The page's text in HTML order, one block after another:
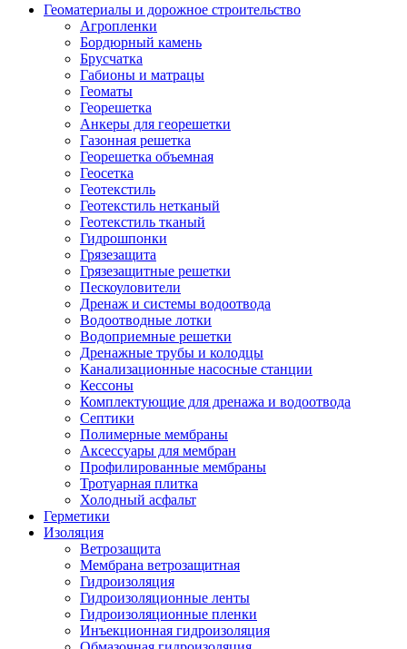
Геоматериалы и дорожное строительство
Агропленки
Бордюрный камень
Брусчатка
Габионы и матрацы
Геоматы
Георешетка
Анкеры для георешетки
Газонная решетка
Георешетка объемная
Геосетка
Геотекстиль
Геотекстиль нетканый
Геотекстиль тканый
Гидрошпонки
Грязезащита
Грязезащитные решетки
Пескоуловители
Дренаж и системы водоотвода
Водоотводные лотки
Водоприемные решетки
Дренажные трубы и колодцы
Канализационные насосные станции
Кессоны
Комплектующие для дренажа и водоотвода
Септики
Полимерные мембраны
Аксессуары для мембран
Профилированные мембраны
Тротуарная плитка
Холодный асфальт
Герметики
Изоляция
Ветрозащита
Мембрана ветрозащитная
Гидроизоляция
Гидроизоляционные ленты
Гидроизоляционные пленки
Инъекционная гидроизоляция